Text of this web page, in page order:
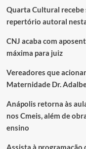
Quarta Cultural recebe
repertório autoral
CNJ acaba com
máxima para juiz
Vereadores que
Maternidade Dr.
Anápolis retorna às
nos Cmeis, além de
ensino
Assista à programação